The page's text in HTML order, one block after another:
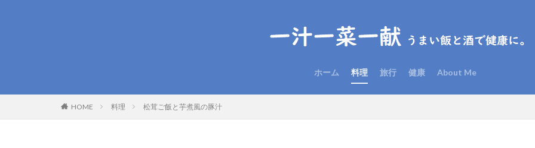
ホーム 料理 旅行 健康 About Me
HOME 料理 松茸ご飯と芋煮風の豚汁